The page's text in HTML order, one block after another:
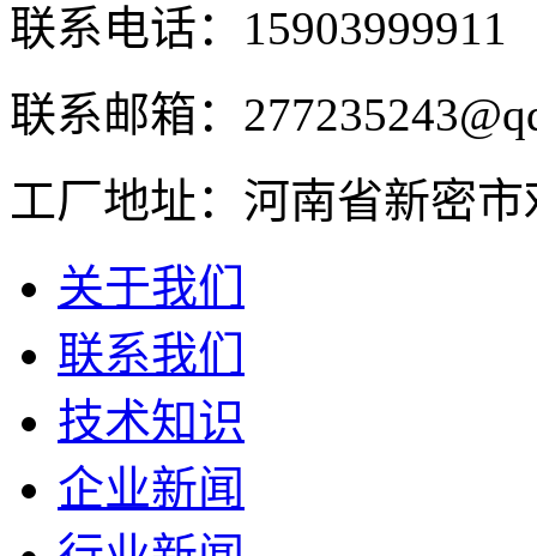
联系电话：15903999911
联系邮箱：
工厂地址：河南省新密
关于我们
联系我们
技术知识
企业新闻